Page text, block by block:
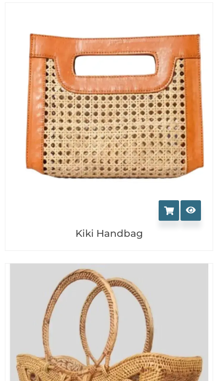
Kiki Handbag